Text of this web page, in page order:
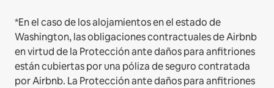
*En el caso de los alojamientos en el estado de
Washington, las obligaciones contractuales de Airbnb
en virtud de la Protección ante daños para anfitriones
están cubiertas por una póliza de seguro contratada
por Airbnb. La Protección ante daños para anfitriones